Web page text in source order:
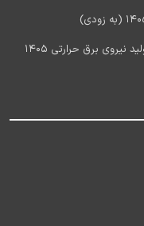
آخرین اخبار استخدام شرکت مادر تخصصی تولید نیروی برق حرارتی 1405